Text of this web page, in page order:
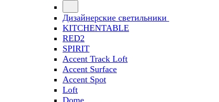
Дизайнерские светильники
KITCHENTABLE
RED2
SPIRIT
Accent Track Loft
Accent Surface
Accent Spot
Loft
Dome